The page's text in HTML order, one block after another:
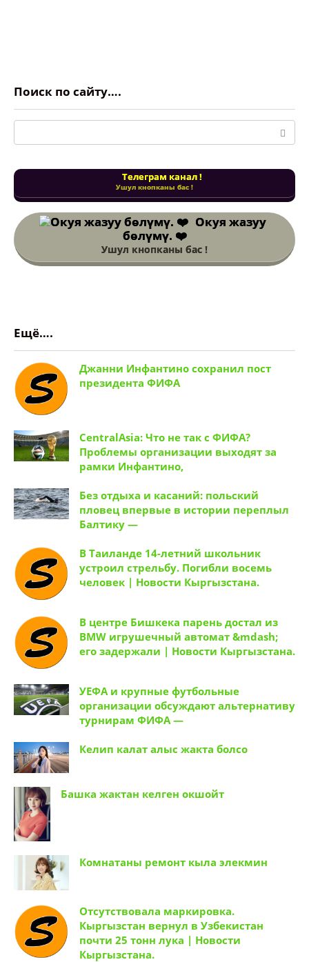
Поиск по сайту….
Поиск:
Телеграм канал !
Ушул кнопканы бас !
Окуя жазуу
бөлүмү. ❤️
Ушул кнопканы бас !
Ещё….
Джанни Инфантино сохранил пост
президента ФИФА
CentralAsia: Что не так с ФИФА?
Проблемы организации выходят за
рамки Инфантино,
Без отдыха и касаний: польский
пловец впервые в истории переплыл
Балтику —
В Таиланде 14-летний школьник
устроил стрельбу. Погибли восемь
человек | Новости Кыргызстана.
В центре Бишкека парень достал из
BMW игрушечный автомат &mdash;
его задержали | Новости Кыргызстана.
УЕФА и крупные футбольные
организации обсуждают альтернативу
турнирам ФИФА —
Келип калат алыс жакта болсо
Башка жактан келген окшойт
Комнатаны ремонт кыла элекмин
Отсутствовала маркировка.
Кыргызстан вернул в Узбекистан
почти 25 тонн лука | Новости
Кыргызстана.